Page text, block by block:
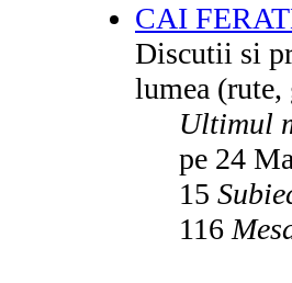
CAI
Discutii si
lumea (rute,
Ultimul
pe 24
15
116